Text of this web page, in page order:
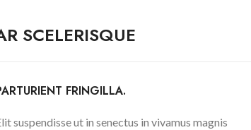
SCELERISQUE
FRINGILLA.
suspendisse ut in senectus in vivamus magnis